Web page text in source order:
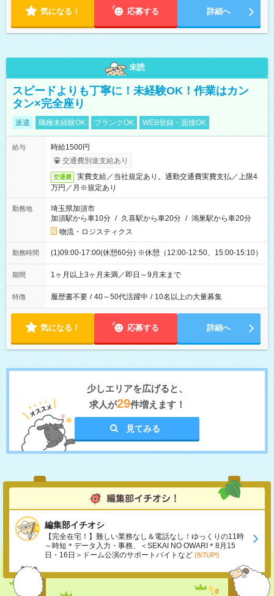
気になる！ 応募する 詳細へ
未読
スピードよりも丁寧に！未経験OK！作業はカン
タン×完全座り
派遣 職種未経験OK ブランクOK WEB登録・面接OK
給与
時給1500円
交通費別途支給あり
交通費
実費支給／当社規定あり。通勤交通費実費支払／上限4
万円／月※規定あり
勤務地
埼玉県加須市
加須駅から車10分 / 久喜駅から車20分 / 鴻巣駅から車20分
物流・ロジスティクス
勤務時間 (1)09:00-17:00(休憩60分) ※休憩（12:00-12:50、15:00-15:10）
期間 1ヶ月以上3ヶ月未満／即日～9月末まで
特徴 履歴書不要 / 40～50代活躍中 / 10名以上の大量募集
気になる！ 応募する 詳細へ
少しエリアを広げると、
求人が29件増えます！
見てみる
編集部イチオシ
【完全在宅！】難しい業務なし＆電話なし！ゆっくりの11時
～時短＊データ入力・事務、＜SEKAI NO OWARI＊8月15
日・16日＞ドーム公演のサポートバイトなど (8/7UP!)